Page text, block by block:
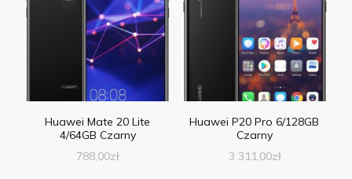
Huawei Mate 20 Lite
4/64GB Czarny
788,00zł
Huawei P20 Pro 6/128GB
Czarny
3 311,00zł